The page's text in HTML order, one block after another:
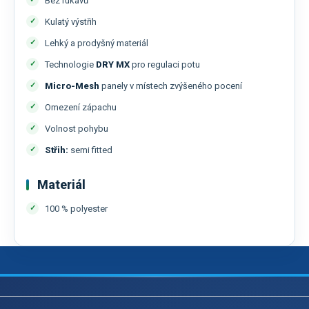
Kulatý výstřih
Lehký a prodyšný materiál
Technologie DRY MX pro regulaci potu
Micro-Mesh panely v místech zvýšeného pocení
Omezení zápachu
Volnost pohybu
Střih: semi fitted
Materiál
100 % polyester
Z